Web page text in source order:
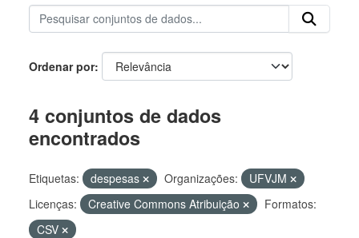
Ordenar por
4 conjuntos de dados
encontrados
Etiquetas: despesas Organizações:
UFVJM
Licenças:
Creative Commons Atribuição
Formatos:
CSV